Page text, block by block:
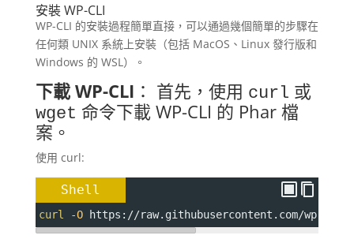
安裝 WP-CLI
WP-CLI 的安裝過程簡單直接，可以通過幾個簡單的步驟在
任何類 UNIX 系統上安裝（包括 MacOS、Linux 發行版和
Windows 的 WSL）。
下載 WP-CLI ： 首先，使用 curl 或
wget 命令下載 WP-CLI 的 Phar 檔
案。
使用 curl:
Shell
curl -O https://raw.githubusercontent.com/wp-cli/